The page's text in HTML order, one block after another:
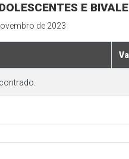
E
de 2023